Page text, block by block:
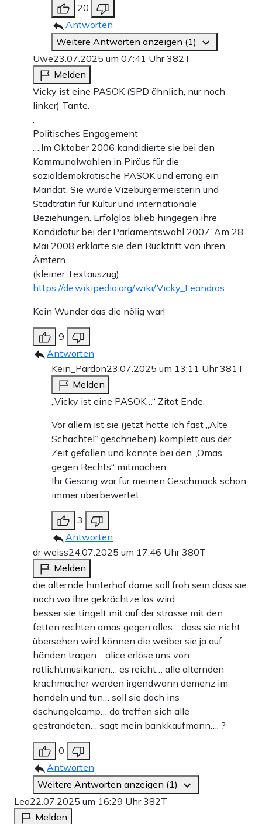
20
Antworten
Weitere Antworten anzeigen (1)
Uwe23.07.2025 um 07:41 Uhr382T
Melden
Vicky ist eine PASOK (SPD ähnlich, nur noch
linker) Tante.
Politisches Engagement
….Im Oktober 2006 kandidierte sie bei den
Kommunalwahlen in Piräus für die
sozialdemokratische PASOK und errang ein
Mandat. Sie wurde Vizebürgermeisterin und
Stadträtin für Kultur und internationale
Beziehungen. Erfolglos blieb hingegen ihre
Kandidatur bei der Parlamentswahl 2007. Am 28.
Mai 2008 erklärte sie den Rücktritt von ihren
Ämtern. ….
(kleiner Textauszug)
https://de.wikipedia.org/wiki/Vicky_Leandros
Kein Wunder das die nölig war!
9
Antworten
Kein_Pardon23.07.2025 um 13:11 Uhr381T
Melden
„Vicky ist eine PASOK…“ Zitat Ende.
Vor allem ist sie (jetzt hätte ich fast „Alte
Schachtel“ geschrieben) komplett aus der
Zeit gefallen und könnte bei den „Omas
gegen Rechts“ mitmachen.
Ihr Gesang war für meinen Geschmack schon
immer überbewertet.
3
Antworten
dr weiss24.07.2025 um 17:46 Uhr380T
Melden
die alternde hinterhof dame soll froh sein dass sie
noch wo ihre gekrächtze los wird…
besser sie tingelt mit auf der strasse mit den
fetten rechten omas gegen alles… dass sie nicht
übersehen wird können die weiber sie ja auf
händen tragen… alice erlöse uns von
rotlichtmusikanen… es reicht… alle alternden
krachmacher werden irgendwann demenz im
handeln und tun… soll sie doch ins
dschungelcamp… da treffen sich alle
gestrandeten… sagt mein bankkaufmann…. ?
0
Antworten
Weitere Antworten anzeigen (1)
Leo22.07.2025 um 16:29 Uhr382T
Melden